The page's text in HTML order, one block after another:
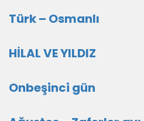
Türk – Osmanlı
HİLAL VE YILDIZ
Onbeşinci gün